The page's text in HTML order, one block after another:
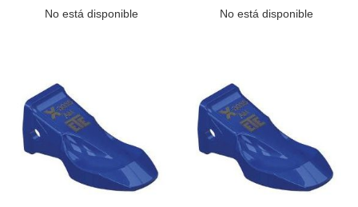
No está disponible No está disponible